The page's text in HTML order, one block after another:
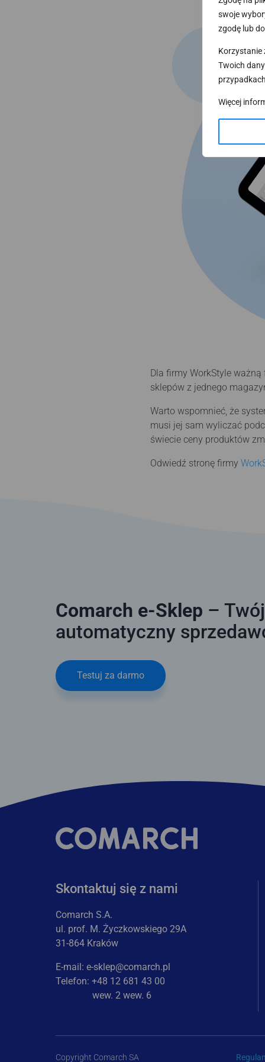
swoje
zgodę lub
Korzystanie
Twoich
Więcej
Dla firmy WorkStyle
sklepów z jednego
Warto wspomnieć, że
musi jej sam wyliczać
świecie ceny produktów
Odwiedź stronę firmy
Comarch e-Sklep – Twój
automatyczny
Testuj za darmo
Skontaktuj się z nami
Comarch S.A.
ul. prof. M. Życzkowskiego 29A
31-864 Kraków
E-mail:e-sklep@comarch.pl
Telefon: +48 12 681 43 00
wew. 2 wew. 6
Copyright Comarch SA